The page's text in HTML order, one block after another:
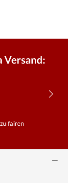
Versand:
fairen